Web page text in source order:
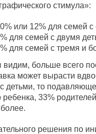
стимула»:
или 12% для семей
для семей с двумя
для семей с тремя и
видим, больше всего
может вырасти
детьми, то
ребенка, 33%
решения по